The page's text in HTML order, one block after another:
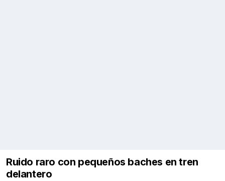
Ruido raro con pequeños baches en tren
delantero